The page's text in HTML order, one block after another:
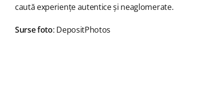
caută experiențe autentice și neaglomerate.
Surse foto: DepositPhotos